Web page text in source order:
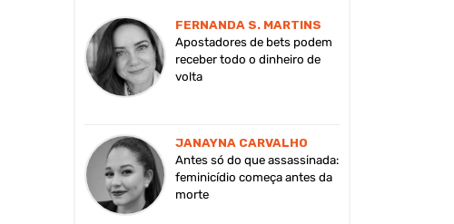
FERNANDA S. MARTINS
Apostadores de bets podem
receber todo o dinheiro de
volta
JANAYNA CARVALHO
Antes só do que assassinada:
feminicídio começa antes da
morte